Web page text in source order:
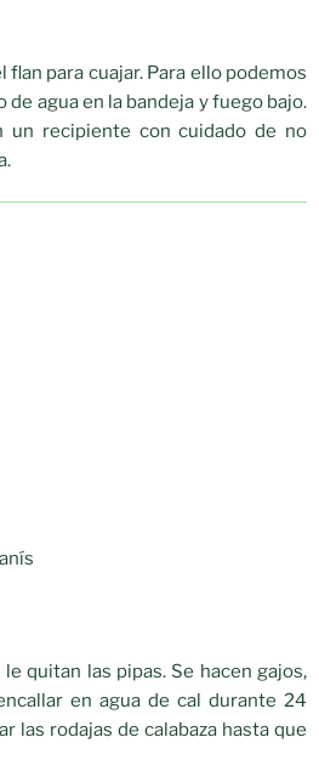
flan para cuajar. Para ello podemos
de agua en la bandeja y fuego bajo.
un recipiente con cuidado de no
quitan las pipas. Se hacen gajos,
en agua de cal durante 24
las rodajas de calabaza hasta que